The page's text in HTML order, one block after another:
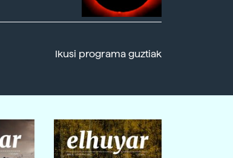
Ikusi programa guztiak